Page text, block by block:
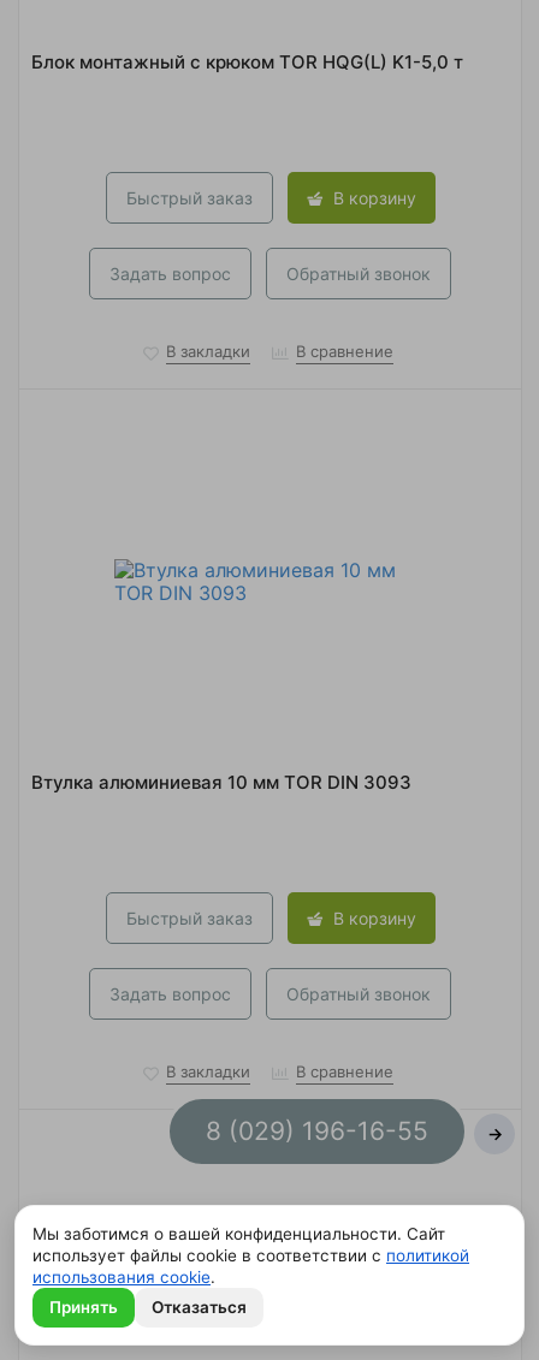
Блок монтажный с крюком TOR HQG(L) K1-5,0 т
Быстрый заказ В корзину
Задать вопрос Обратный звонок
В закладки В сравнение
Втулка алюминиевая 10 мм TOR DIN 3093
Быстрый заказ В корзину
Задать вопрос Обратный звонок
В закладки В сравнение
8 (029) 196-16-55 →
Мы заботимся о вашей конфиденциальности. Сайт
использует файлы cookie в соответствии с политикой
использования cookie.
Принять
Отказаться